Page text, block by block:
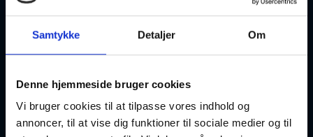
Samtykke Detaljer Om
Denne hjemmeside bruger cookies
Vi bruger cookies til at tilpasse vores indhold og
annoncer, til at vise dig funktioner til sociale medier og til
01-09-2026